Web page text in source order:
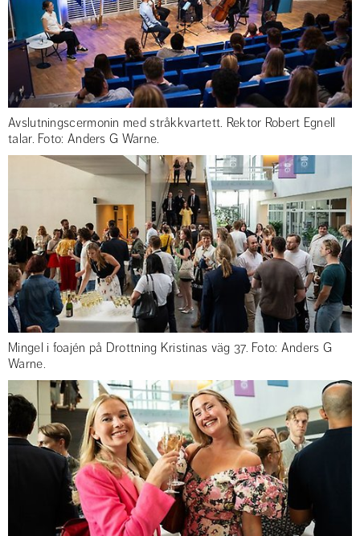
Avslutningscermonin med stråkkvartett. Rektor Robert Egnell
talar. Foto: Anders G Warne.
Mingel i foajén på Drottning Kristinas väg 37. Foto: Anders G
Warne.